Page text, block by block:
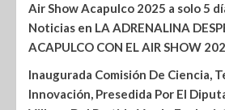
Air Show Acapulco 2025 a solo 5
Noticias en LA ADRENALINA
ACAPULCO CON EL AIR SHOW
Inaugurada Comisión De Ciencia,
Innovación, Presedida Por El